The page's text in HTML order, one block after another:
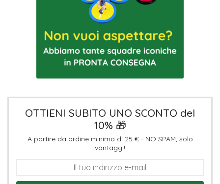
OTTIENI SUBITO UNO SCONTO del
10% 🎁
A partire da ordine minimo di 25 € - NO SPAM, solo
vantaggi!